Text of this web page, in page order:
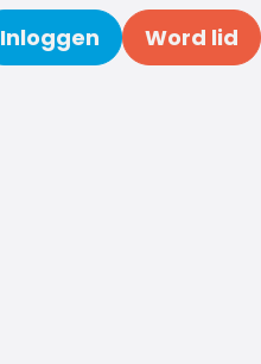
Inloggen Word lid